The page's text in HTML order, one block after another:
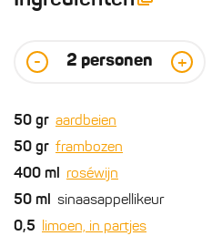
- 2 personen +
50 gr aardbeien
50 gr frambozen
400 ml roséwijn
50 ml sinaasappellikeur
0,5 limoen, in partjes